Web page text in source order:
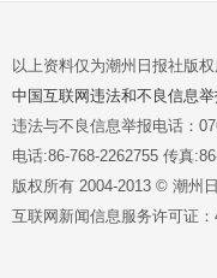
以上资料仅为潮州日报社版
中国互联网违法和不良信息
违法与不良信息举报电话：
电话:86-768-2262755 传真
版权所有 2004-2013 © 潮州
互联网新闻信息服务许可证